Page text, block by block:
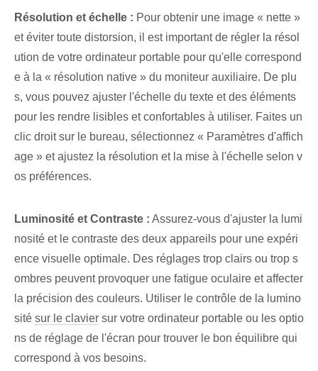
Résolution et⁣ échelle : Pour obtenir une image « nette »
et éviter toute distorsion, il est important de régler la résol
ution de votre ordinateur portable pour qu'elle correspond
e à la « résolution native » du moniteur auxiliaire. De plu
s, vous pouvez ajuster l'échelle du texte et des éléments
pour les rendre lisibles et confortables à utiliser. Faites un
clic droit sur le bureau, sélectionnez « Paramètres d'affich
age » et ajustez la résolution et la mise à l'échelle selon v
os préférences.
Luminosité et Contraste : Assurez-vous d'ajuster la lumi
nosité et le contraste des deux appareils pour une expéri
ence visuelle optimale. Des réglages trop clairs ou trop s
ombres peuvent provoquer une fatigue oculaire et affecter
la précision des couleurs. Utiliser le contrôle de la lumino
sité sur le clavier sur votre ordinateur portable ou les optio
ns de réglage de l'écran pour trouver le bon équilibre qui
correspond à vos besoins.